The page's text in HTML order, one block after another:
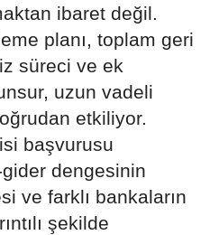
ibaret değil.
planı, toplam geri
süreci ve ek
uzun vadeli
etkiliyor.
başvurusu
dengesinin
ve farklı bankaların
şekilde